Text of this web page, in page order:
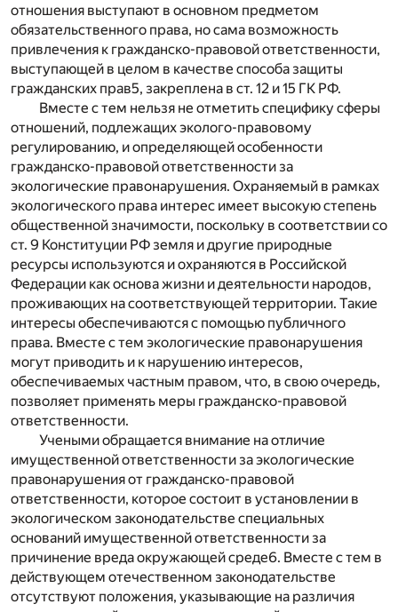
отношения выступают в основном предметом
обязательственного права, но сама возможность
привлечения к гражданско-правовой ответственности,
выступающей в целом в качестве способа защиты
гражданских прав5, закреплена в ст. 12 и 15 ГК РФ.
Вместе с тем нельзя не отметить специфику сферы
отношений, подлежащих эколого-правовому
регулированию, и определяющей особенности
гражданско-правовой ответственности за
экологические правонарушения. Охраняемый в рамках
экологического права интерес имеет высокую степень
общественной значимости, поскольку в соответствии со
ст. 9 Конституции РФ земля и другие природные
ресурсы используются и охраняются в Российской
Федерации как основа жизни и деятельности народов,
проживающих на соответствующей территории. Такие
интересы обеспечиваются с помощью публичного
права. Вместе с тем экологические правонарушения
могут приводить и к нарушению интересов,
обеспечиваемых частным правом, что, в свою очередь,
позволяет применять меры гражданско-правовой
ответственности.
Учеными обращается внимание на отличие
имущественной ответственности за экологические
правонарушения от гражданско-правовой
ответственности, которое состоит в установлении в
экологическом законодательстве специальных
оснований имущественной ответственности за
причинение вреда окружающей среде6. Вместе с тем в
действующем отечественном законодательстве
отсутствуют положения, указывающие на различия